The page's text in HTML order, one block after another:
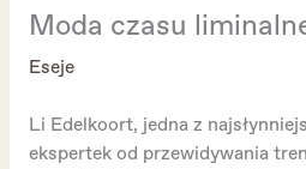
Moda czasu
Eseje
Li Edelkoort, jedna z
ekspertek od przewidywania